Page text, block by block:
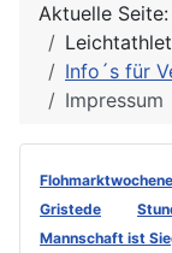
Aktuelle Seite:
Info´s für
Impressum
Gristede
Mannschaft ist